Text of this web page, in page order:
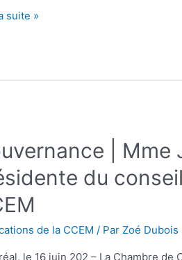
suite »
| Mme
du
de la CCEM / ParZoé Dubois
le 16 juin 202 – La Chambre de